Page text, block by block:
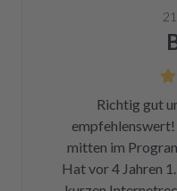
Richtig gut
mitten im
Hat vor 4 Jahren